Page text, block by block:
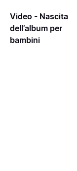
Video - Nascita
dell’album per
bambini